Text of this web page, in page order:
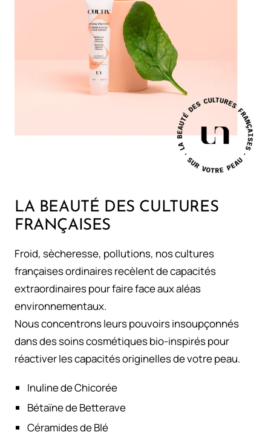
LA BEAUTÉ DES CULTURES
FRANÇAISES
Froid, sècheresse, pollutions, nos cultures
françaises ordinaires recèlent de capacités
extraordinaires pour faire face aux aléas
environnementaux.
Nous concentrons leurs pouvoirs insoupçonnés
dans des soins cosmétiques bio-inspirés pour
réactiver les capacités originelles de votre peau.
Inuline de Chicorée
Bétaïne de Betterave
Céramides de Blé